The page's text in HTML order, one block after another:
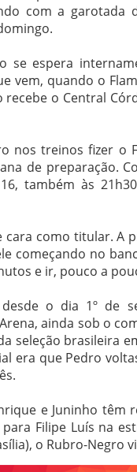
com a garotada
se espera
vem, quando o
o Central
nos treinos fizer o
de preparação.
também às
cara como titular. A
começando no
e ir, pouco a
desde o dia 1º de
ainda sob o
seleção brasileira
era que Pedro
e Juninho têm
Filipe Luís na
o Rubro-Negro